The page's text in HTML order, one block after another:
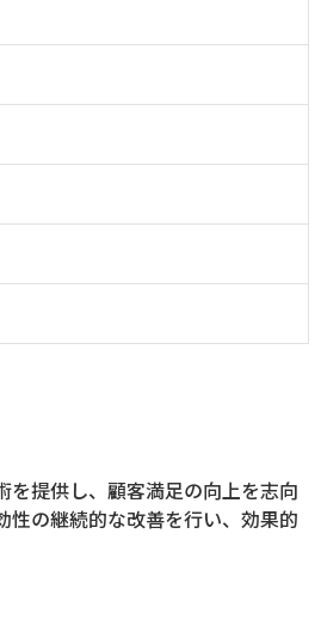
提供し、顧客満足の向上を志向
の継続的な改善を行い、効果的